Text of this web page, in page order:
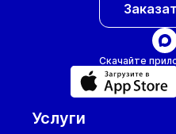
Скачайте
Услуги